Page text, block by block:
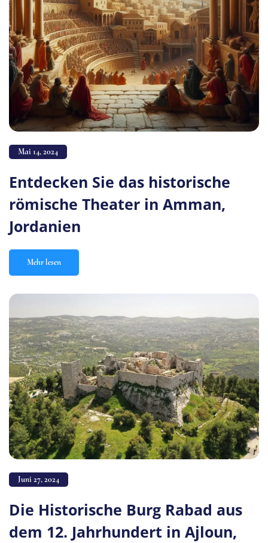
Mai 14, 2024
Entdecken Sie das historische
römische Theater in Amman,
Jordanien
Mehr lesen
Juni 27, 2024
Die Historische Burg Rabad aus
dem 12. Jahrhundert in Ajloun,